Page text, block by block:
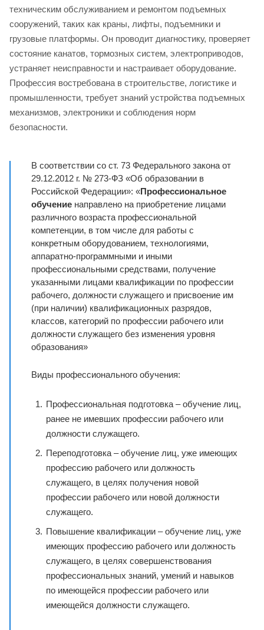
техническим обслуживанием и ремонтом подъемных
сооружений, таких как краны, лифты, подъемники и
грузовые платформы. Он проводит диагностику, проверяет
состояние канатов, тормозных систем, электроприводов,
устраняет неисправности и настраивает оборудование.
Профессия востребована в строительстве, логистике и
промышленности, требует знаний устройства подъемных
механизмов, электроники и соблюдения норм
безопасности.
В соответствии со ст. 73 Федерального закона от
29.12.2012 г. № 273-ФЗ «Об образовании в
Российской Федерации»: «Профессиональное
обучение направлено на приобретение лицами
различного возраста профессиональной
компетенции, в том числе для работы с
конкретным оборудованием, технологиями,
аппаратно-программными и иными
профессиональными средствами, получение
указанными лицами квалификации по профессии
рабочего, должности служащего и присвоение им
(при наличии) квалификационных разрядов,
классов, категорий по профессии рабочего или
должности служащего без изменения уровня
образования»
Виды профессионального обучения:
Профессиональная подготовка – обучение лиц,
ранее не имевших профессии рабочего или
должности служащего.
Переподготовка – обучение лиц, уже имеющих
профессию рабочего или должность
служащего, в целях получения новой
профессии рабочего или новой должности
служащего.
Повышение квалификации – обучение лиц, уже
имеющих профессию рабочего или должность
служащего, в целях совершенствования
профессиональных знаний, умений и навыков
по имеющейся профессии рабочего или
имеющейся должности служащего.